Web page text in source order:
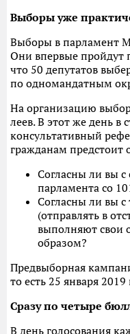
Выборы уже
Выборы в парламент
Они впервые пройдут
что 50 депутатов
по одномандатным
На организацию
леев. В этот же день в
консультативный
гражданам предстоит
Согласны ли вы с
парламента со
Согласны ли вы
(отправлять в
выполняют свои
образом?
Предвыборная
то есть 25 января 2019
Сразу по четыре
В день голосования